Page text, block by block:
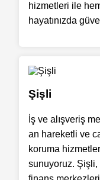
hizmetleri ile
hayatınızda
Şişli
İş ve alışveriş
an hareketli ve
koruma
sunuyoruz.